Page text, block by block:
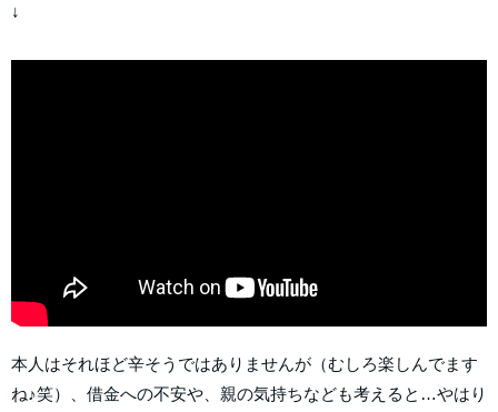
↓
本人はそれほど辛そうではありませんが（むしろ楽しんでます
ね♪笑）、借金への不安や、親の気持ちなども考えると…やはり